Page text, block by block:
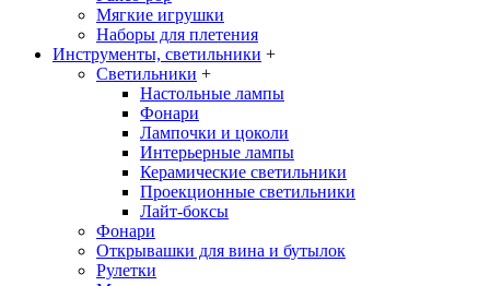
Мягкие игрушки
Наборы для плетения
Инструменты, светильники +
Светильники +
Настольные лампы
Фонари
Лампочки и цоколи
Интерьерные лампы
Керамические светильники
Проекционные светильники
Лайт-боксы
Фонари
Открывашки для вина и бутылок
Рулетки